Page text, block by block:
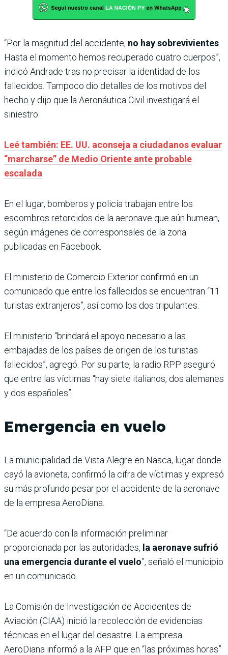
“Por la magnitud del accidente, no hay sobrevivientes
Hasta el momento hemos recuperado cuatro cuerpos”,
indicó Andrade tras no precisar la identidad de los
fallecidos. Tampoco dio detalles de los motivos del
hecho y dijo que la Aeronáutica Civil investigará el
siniestro.
Leé también: EE. UU. aconseja a ciudadanos evaluar
“marcharse” de Medio Oriente ante probable
escalada
En el lugar, bomberos y policía trabajan entre los
escombros retorcidos de la aeronave que aún humean,
según imágenes de corresponsales de la zona
publicadas en Facebook.
El ministerio de Comercio Exterior confirmó en un
comunicado que entre los fallecidos se encuentran “11
turistas extranjeros”, así como los dos tripulantes.
El ministerio “brindará el apoyo necesario a las
embajadas de los países de origen de los turistas
fallecidos”, agregó. Por su parte, la radio RPP aseguró
que entre las víctimas “hay siete italianos, dos alemanes
y dos españoles”.
Emergencia en vuelo
La municipalidad de Vista Alegre en Nasca, lugar donde
cayó la avioneta, confirmó la cifra de víctimas y expresó
su más profundo pesar por el accidente de la aeronave
de la empresa AeroDiana.
“De acuerdo con la información preliminar
proporcionada por las autoridades, la aeronave sufrió
una emergencia durante el vuelo”, señaló el municipio
en un comunicado.
La Comisión de Investigación de Accidentes de
Aviación (CIAA) inició la recolección de evidencias
técnicas en el lugar del desastre. La empresa
AeroDiana informó a la AFP que en “las próximas horas”